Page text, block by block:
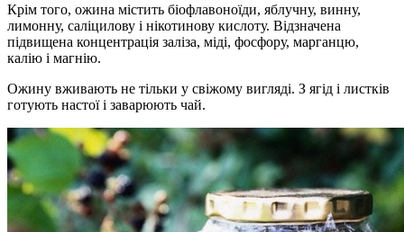
Крім того, ожина містить біофлавоноїди, яблучну, винну,
лимонну, саліцилову і нікотинову кислоту. Відзначена
підвищена концентрація заліза, міді, фосфору, марганцю,
калію і магнію.
Ожину вживають не тільки у свіжому вигляді. З ягід і листків
готують настої і заварюють чай.